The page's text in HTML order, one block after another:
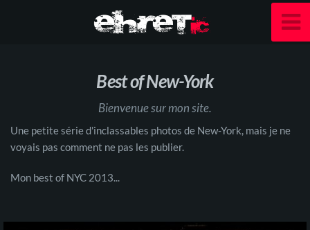
Best of New-York
Bienvenue sur mon site.
Une petite série d'inclassables photos de New-York, mais je ne
voyais pas comment ne pas les publier.
Mon best of NYC 2013...